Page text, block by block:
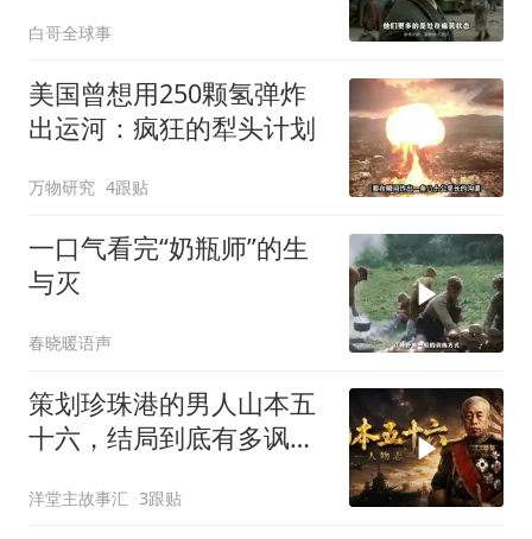
白哥全球事
美国曾想用250颗氢弹炸
出运河：疯狂的犁头计划
万物研究 4跟贴
一口气看完“奶瓶师”的生
与灭
春晓暖语声
策划珍珠港的男人山本五
十六，结局到底有多讽
洋堂主故事汇 3跟贴